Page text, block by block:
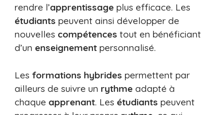
rendre l’apprentissage plus efficace. Les
étudiants peuvent ainsi développer de
nouvelles compétences tout en bénéficiant
d’un enseignement personnalisé.
Les formations hybrides permettent par
ailleurs de suivre un rythme adapté à
chaque apprenant. Les étudiants peuvent